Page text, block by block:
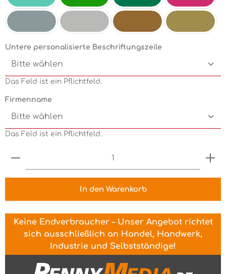
Mint Electricgreen Grün Pink
Untere personalisierte Beschriftungszeile
Das Feld ist ein Pflichtfeld.
Firmenname
Das Feld ist ein Pflichtfeld.
Produkt Anzahl: Gib den gewünschten Wert
In den Warenkorb
Keine Endverbraucher – Unser Angebot richtet
sich ausschließlich an Handel, Handwerk,
Industrie und Selbstständige!